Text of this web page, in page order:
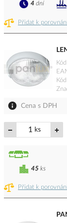
Přidat k porovnání
4 dní
Cena s DPH
ks
Přidat k porovnání
45 ks